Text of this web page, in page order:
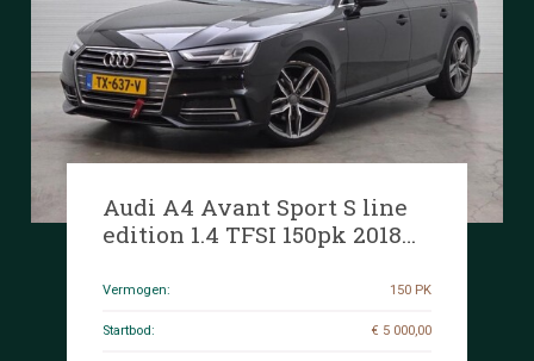
Audi A4 Avant Sport S line
edition 1.4 TFSI 150pk 2018
Vermogen: 150 PK
Startbod: € 5 000,00